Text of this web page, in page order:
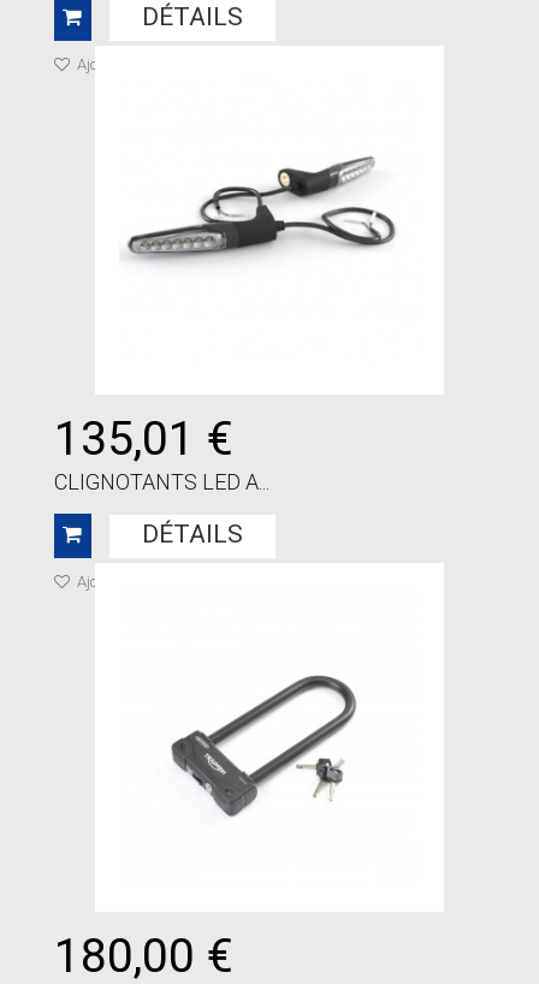
DÉTAILS
Ajouter à ma liste de cadeaux
135,01 €
CLIGNOTANTS LED A...
DÉTAILS
Ajouter à ma liste de cadeaux
180,00 €